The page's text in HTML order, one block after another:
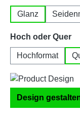
Glanz
Hoch oder Quer
Hochformat
Design